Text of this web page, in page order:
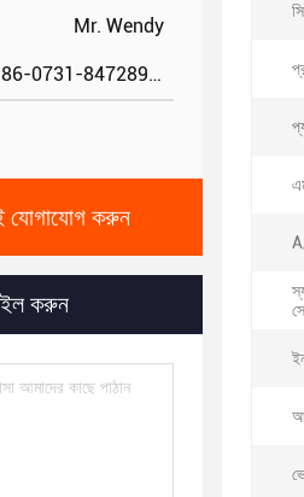
Mr. Wendy
86-0731-84728962
যোগাযোগ করুন
​​করুন